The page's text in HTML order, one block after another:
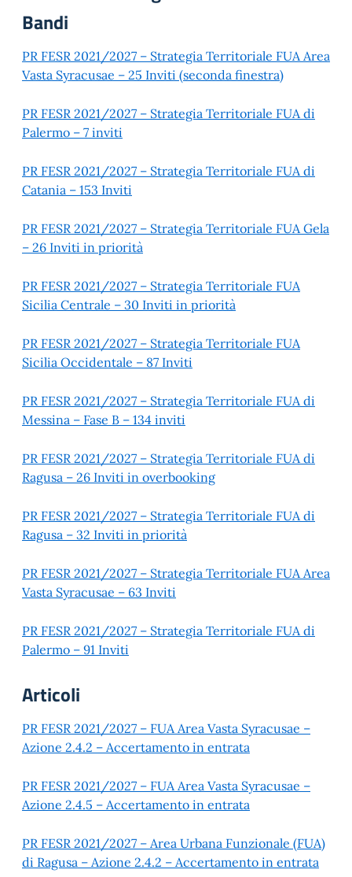
Bandi
PR FESR 2021/2027 – Strategia Territoriale FUA Area
Vasta Syracusae – 25 Inviti (seconda finestra)
PR FESR 2021/2027 – Strategia Territoriale FUA di
Palermo – 7 inviti
PR FESR 2021/2027 – Strategia Territoriale FUA di
Catania – 153 Inviti
PR FESR 2021/2027 – Strategia Territoriale FUA Gela
– 26 Inviti in priorità
PR FESR 2021/2027 – Strategia Territoriale FUA
Sicilia Centrale – 30 Inviti in priorità
PR FESR 2021/2027 – Strategia Territoriale FUA
Sicilia Occidentale – 87 Inviti
PR FESR 2021/2027 – Strategia Territoriale FUA di
Messina – Fase B – 134 inviti
PR FESR 2021/2027 – Strategia Territoriale FUA di
Ragusa – 26 Inviti in overbooking
PR FESR 2021/2027 – Strategia Territoriale FUA di
Ragusa – 32 Inviti in priorità
PR FESR 2021/2027 – Strategia Territoriale FUA Area
Vasta Syracusae – 63 Inviti
PR FESR 2021/2027 – Strategia Territoriale FUA di
Palermo – 91 Inviti
Articoli
PR FESR 2021/2027 – FUA Area Vasta Syracusae –
Azione 2.4.2 – Accertamento in entrata
PR FESR 2021/2027 – FUA Area Vasta Syracusae –
Azione 2.4.5 – Accertamento in entrata
PR FESR 2021/2027 – Area Urbana Funzionale (FUA)
di Ragusa – Azione 2.4.2 – Accertamento in entrata